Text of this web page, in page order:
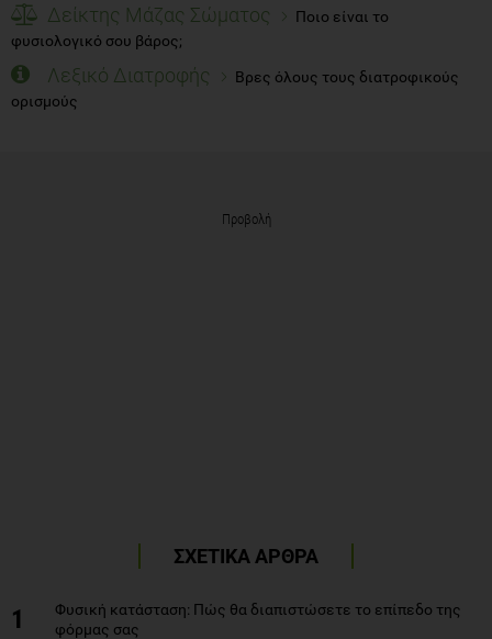
Δείκτης Μάζας Σώματος
Ποιο είναι το
φυσιολογικό σου βάρος;
Λεξικό Διατροφής
Βρες όλους τους διατροφικούς
ορισμούς
Προβολή
ΣΧΕΤΙΚΑ ΑΡΘΡΑ
1
Φυσική κατάσταση: Πώς θα διαπιστώσετε το επίπεδο της
φόρμας σας